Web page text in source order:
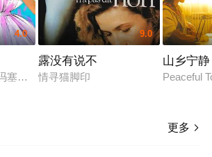
4.0
塞卡 米歇尔·布雷津斯基 杰森·特朗布莱 林
9.0
露没有说不
情寻猫脚印
山乡宁静
Peaceful
更多 